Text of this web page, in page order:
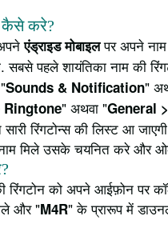
कैसे करे?
एंड्राइड मोबाइलपर अपने नाम
सबसे पहले शायंतिका नाम की
Sounds & Notification"
" अथवा "General
रिंगटोन्स की लिस्ट आ
मिले उसके चयनित करे और
रिंगटोन को अपने आईफ़ोन पर
और "M4R" के प्रारूप में